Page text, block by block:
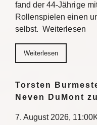
fand der 44-Jährige
Rollenspielen einen
selbst. Weiterlesen
Weiterlesen
Torsten
Neven DuMont
7. August 2026,